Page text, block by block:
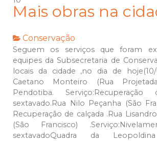
Mais obras na
Conservação
Seguem os serviços que foram
equipes da Subsecretaria de
locais da cidade ,no dia de hoje(10/
Caetano Monteiro (Rua
Pendotiba.
sextavado.Rua Nilo Peçanha (São
Recuperação de calçada .Rua
(São Francisco)
sextavadoQuadra da